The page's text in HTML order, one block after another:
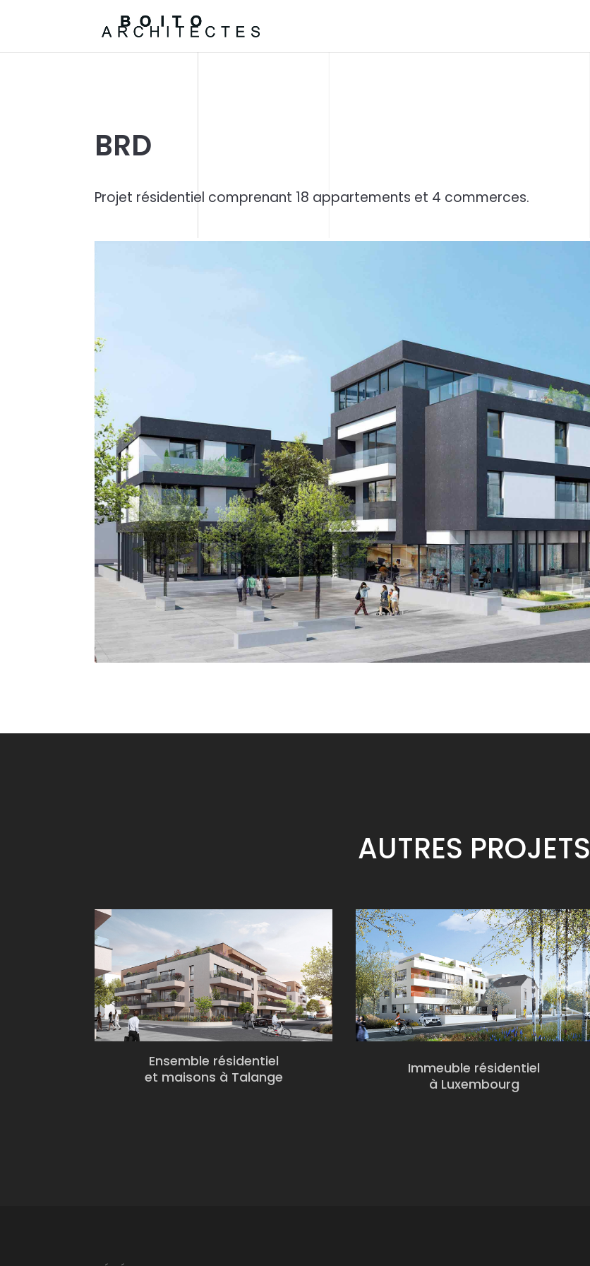
BRD
Projet résidentiel comprenant 18 appartements et 4 commerces.
AUTRES PROJETS
Ensemble résidentiel
et maisons à Talange
Immeuble résidentiel
à Luxembourg